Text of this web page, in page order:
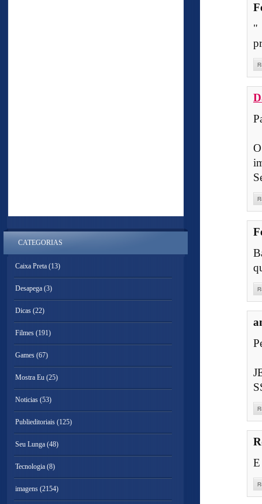
"
CATEGORIAS
Caixa Preta (13)
Desapega (3)
Dicas (22)
Filmes (191)
Games (67)
Mostra Eu (25)
Noticias (53)
Publieditoriais (125)
Seu Lunga (48)
Tecnologia (8)
imagens (2154)